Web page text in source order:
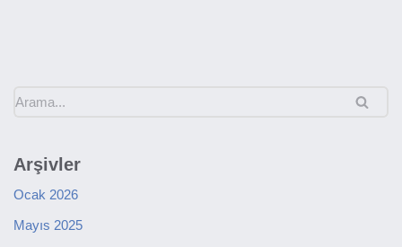
Arşivler
Ocak 2026
Mayıs 2025